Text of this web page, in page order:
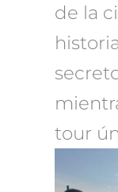
de la
tour